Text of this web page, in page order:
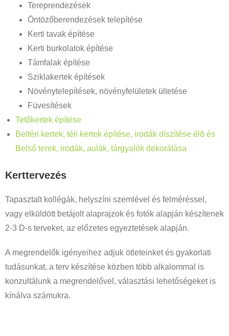
Tereprendezések
Öntözőberendezések telepítése
Kerti tavak építése
Kerti burkolatok építése
Támfalak építése
Sziklakertek építések
Növénytelepítések, növényfelületek ültetése
Füvesítések
Tetőkertek építése
Beltéri kertek, téli kertek építése, irodák díszítése élõ és
Belső terek, irodák, aulák, tárgyalók dekorálása
Kerttervezés
Tapasztalt kollégák, helyszíni szemlével és felméréssel,
vagy elküldött betájolt alaprajzok és fotók alapján készítenek
2-3 D-s terveket, az előzetes egyeztetések alapján.
A megrendelők igényeihez adjuk ötleteinket és gyakorlati
tudásunkat, a terv készítése közben több alkalommal is
konzultálunk a megrendelővel, választási lehetőségeket is
kínálva számukra.